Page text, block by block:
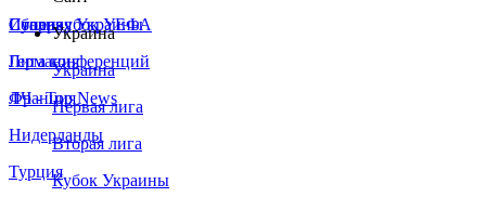
Сборная Украины
Италия
Германия
Франция
Нидерланды
Турция
Суперкубок УЕФА
Лига конференций
ЛЧ - Top News
Украина
Украина
Первая лига
Вторая лига
Кубок Украины